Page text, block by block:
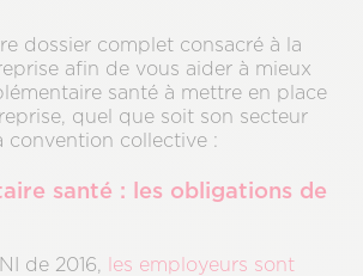
dossier complet consacré à la
afin de vous aider à mieux
santé à mettre en place
quel que soit son secteur
convention collective :
santé : les obligations de
de 2016,
les employeurs sont